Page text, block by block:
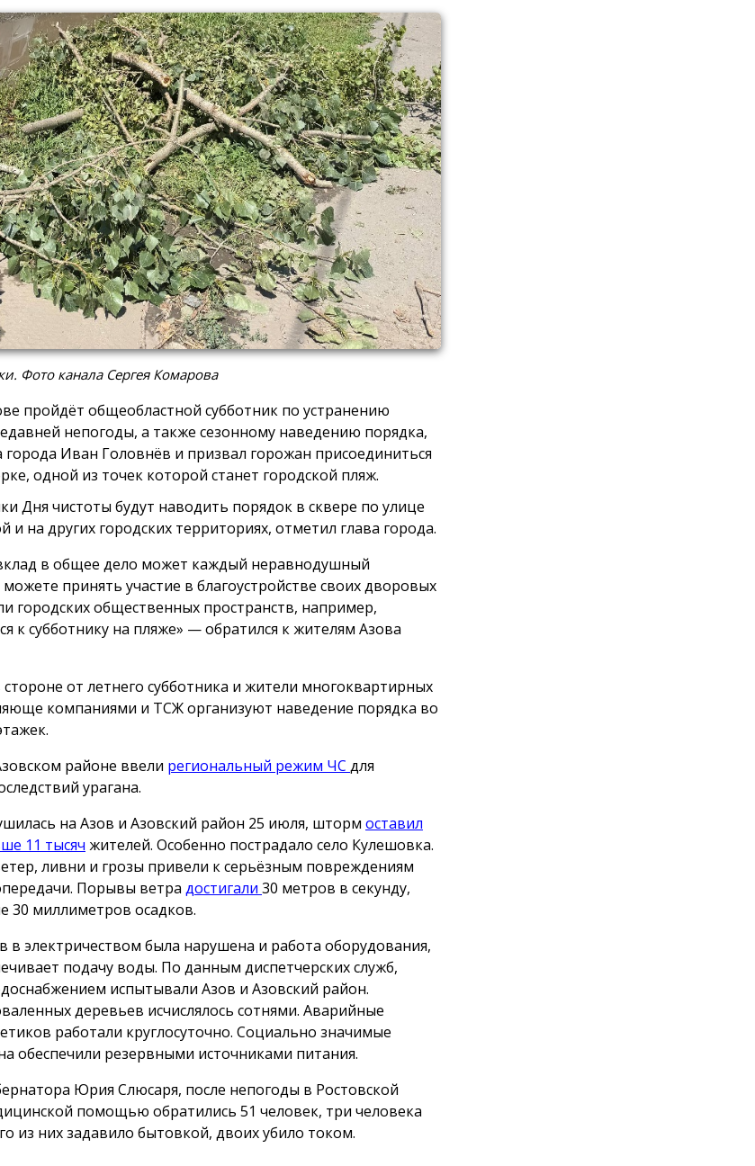
Фото канала Сергея Комарова
пройдёт общеобластной субботник по устранению
непогоды, а также сезонному наведению порядка,
города Иван Головнёв и призвал горожан присоединиться
одной из точек которой станет городской пляж.
Дня чистоты будут наводить порядок в сквере по улице
и на других городских территориях, отметил глава города.
в общее дело может каждый неравнодушный
принять участие в благоустройстве своих дворовых
городских общественных пространств, например,
к субботнику на пляже» — обратился к жителям Азова
стороне от летнего субботника и жители многоквартирных
компаниями и ТСЖ организуют наведение порядка во
районе ввели региональный режим ЧС для
урагана.
на Азов и Азовский район 25 июля, шторм оставил
11 тысяч жителей. Особенно пострадало село Кулешовка.
ливни и грозы привели к серьёзным повреждениям
Порывы ветра достигали 30 метров в секунду,
30 миллиметров осадков.
в электричеством была нарушена и работа оборудования,
подачу воды. По данным диспетчерских служб,
испытывали Азов и Азовский район.
деревьев исчислялось сотнями. Аварийные
работали круглосуточно. Социально значимые
обеспечили резервными источниками питания.
Юрия Слюсаря, после непогоды в Ростовской
помощью обратились 51 человек, три человека
из них задавило бытовкой, двоих убило током.